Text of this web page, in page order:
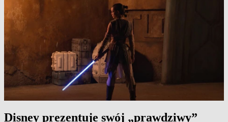
Disney prezentuje swój „prawdziwy”